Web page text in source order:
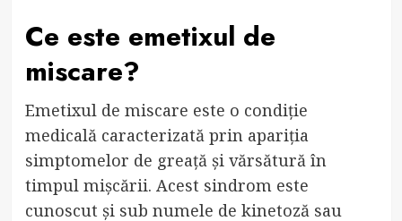
Ce este emetixul de
miscare?
Emetixul de miscare este o condiție
medicală caracterizată prin apariția
simptomelor de greață și vărsătură în
timpul mișcării. Acest sindrom este
cunoscut și sub numele de kinetoză sau